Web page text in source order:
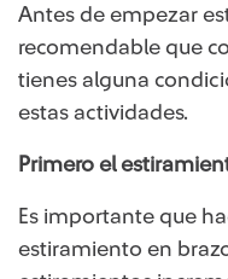
Antes de empezar
recomendable que
tienes alguna
estas actividades.
Primero el
Es importante que
estiramiento en